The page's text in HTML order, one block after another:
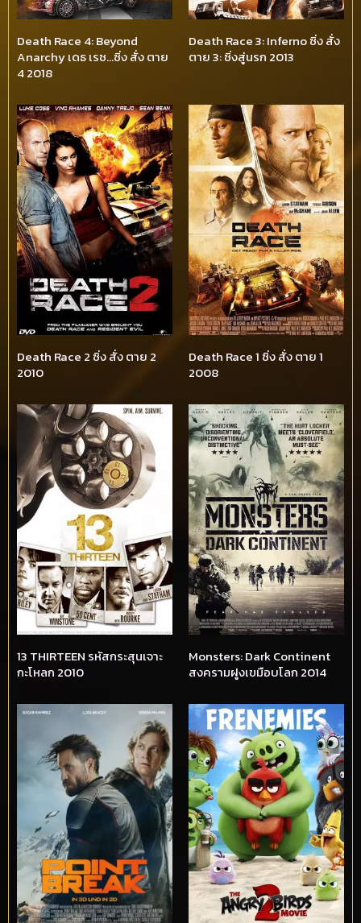
Death Race 4: Beyond
Anarchy เดธ เรซ…ซิ่ง สั่ง ตาย
4 2018
Death Race 3: Inferno ซิ่ง สั่ง
ตาย 3: ซิ่งสู่นรก 2013
Death Race 2 ซิ่ง สั่ง ตาย 2
2010
Death Race 1 ซิ่ง สั่ง ตาย 1
2008
13 THIRTEEN รหัสกระสุนเจาะ
กะโหลก 2010
Monsters: Dark Continent
สงครามฝูงเขมือบโลก 2014